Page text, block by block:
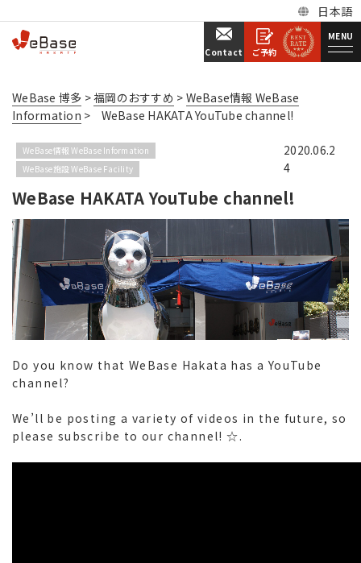
日本語
ご予約
Contact
MENU
WeBase 博多 >福岡のおすすめ > WeBase情報 WeBase
Information > WeBase HAKATA YouTube channel!
WeBase情報 WeBase Information
WeBase施設 WeBase Facility
2020.06.2
4
WeBase HAKATA YouTube channel!
Do you know that WeBase Hakata has a YouTube
channel?
We’ll be posting a variety of videos in the future, so
please subscribe to our channel! ☆.